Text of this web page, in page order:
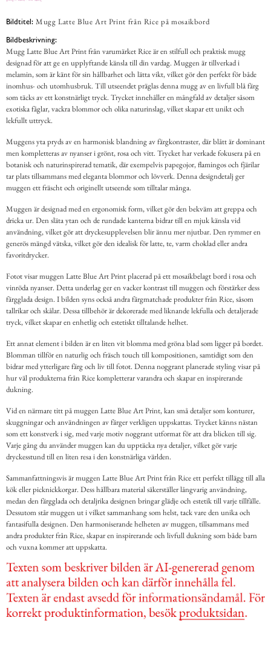
Bildtitel: Mugg Latte Blue Art Print från Rice på mosaikbord
Bildbeskrivning:
Mugg Latte Blue Art Print från varumärket Rice är en stilfull och praktisk mugg
designad för att ge en upplyftande känsla till din vardag. Muggen är tillverkad i
melamin, som är känt för sin hållbarhet och lätta vikt, vilket gör den perfekt för både
inomhus- och utomhusbruk. Till utseendet präglas denna mugg av en livfull blå färg
som täcks av ett konstnärligt tryck. Trycket innehåller en mångfald av detaljer såsom
exotiska fåglar, vackra blommor och olika naturinslag, vilket skapar ett unikt och
lekfullt uttryck.
Muggens yta pryds av en harmonisk blandning av färgkontraster, där blått är dominant
men kompletteras av nyanser i grönt, rosa och vitt. Trycket har verkade fokusera på en
botanisk och naturinspirerad tematik, där exempelvis papegojor, flamingos och fjärilar
tar plats tillsammans med eleganta blommor och lövverk. Denna designdetalj ger
muggen ett fräscht och originellt utseende som tilltalar många.
Muggen är designad med en ergonomisk form, vilket gör den bekväm att greppa och
dricka ur. Den släta ytan och de rundade kanterna bidrar till en mjuk känsla vid
användning, vilket gör att dryckesupplevelsen blir ännu mer njutbar. Den rymmer en
generös mängd vätska, vilket gör den idealisk för latte, te, varm choklad eller andra
favoritdrycker.
Fotot visar muggen Latte Blue Art Print placerad på ett mosaikbelagt bord i rosa och
vinröda nyanser. Detta underlag ger en vacker kontrast till muggen och förstärker dess
färgglada design. I bilden syns också andra färgmatchade produkter från Rice, såsom
tallrikar och skålar. Dessa tillbehör är dekorerade med liknande lekfulla och detaljerade
tryck, vilket skapar en enhetlig och estetiskt tilltalande helhet.
Ett annat element i bilden är en liten vit blomma med gröna blad som ligger på bordet.
Blomman tillför en naturlig och fräsch touch till kompositionen, samtidigt som den
bidrar med ytterligare färg och liv till fotot. Denna noggrant planerade styling visar på
hur väl produkterna från Rice kompletterar varandra och skapar en inspirerande
dukning.
Vid en närmare titt på muggen Latte Blue Art Print, kan små detaljer som konturer,
skuggningar och användningen av färger verkligen uppskattas. Trycket känns nästan
som ett konstverk i sig, med varje motiv noggrant utformat för att dra blicken till sig.
Varje gång du använder muggen kan du upptäcka nya detaljer, vilket gör varje
dryckesstund till en liten resa i den konstnärliga världen.
Sammanfattningsvis är muggen Latte Blue Art Print från Rice ett perfekt tillägg till alla
kök eller picknickkorgar. Dess hållbara material säkerställer långvarig användning,
medan den färgglada och detaljrika designen bringar glädje och estetik till varje tillfälle.
Dessutom står muggen ut i vilket sammanhang som helst, tack vare den unika och
fantasifulla designen. Den harmoniserande helheten av muggen, tillsammans med
andra produkter från Rice, skapar en inspirerande och livfull dukning som både barn
och vuxna kommer att uppskatta.